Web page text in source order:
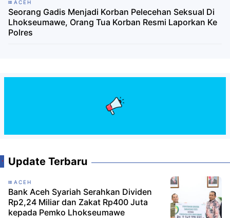
ACEH
Seorang Gadis Menjadi Korban Pelecehan Seksual Di
Lhokseumawe, Orang Tua Korban Resmi Laporkan Ke
Polres
Update Terbaru
ACEH
Bank Aceh Syariah Serahkan Dividen
Rp2,24 Miliar dan Zakat Rp400 Juta
kepada Pemko Lhokseumawe